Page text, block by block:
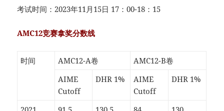
考试时间：2023年11月15日 17：00-18：15
AMC12竞赛拿奖分数线
时间 AMC12-A卷
AMC12-B卷
AIME
Cutoff
DHR 1%
AIME
Cutoff
DHR 1%